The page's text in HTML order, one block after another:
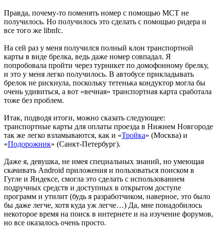
Правда, почему-то поменять номер с помощью MCT не
получилось. Но получилось это сделать с помощью ридера и
все того же libnfc.
На сей раз у меня получился полный клон транспортной
карты в виде брелка, ведь даже номер совпадал. Я
попробовала пройти через турникет по домофонному брелку,
и это у меня легко получилось. В автобусе прикладывать
брелок не рискнула, поскольку тетенька кондуктор могла бы
очень удивиться, а вот «вечная» транспортная карта сработала
тоже без проблем.
Итак, подводя итоги, можно сказать следующее:
транспортные карты для оплаты проезда в Нижнем Новгороде
так же легко взламываются, как и «Тройка» (Москва) и
«Подорожник» (Санкт-Петербург).
Даже я, девушка, не имея специальных знаний, но умеющая
скачивать Android приложения и пользоваться поиском в
Гугле и Яндексе, смогла это сделать с использованием
подручных средств и доступных в открытом доступе
программ и утилит (будь я разработчиком, наверное, это было
бы даже легче, хотя куда уж легче…) Да, мне понадобилось
некоторое время на поиск в интернете и на изучение форумов,
но все оказалось очень просто.